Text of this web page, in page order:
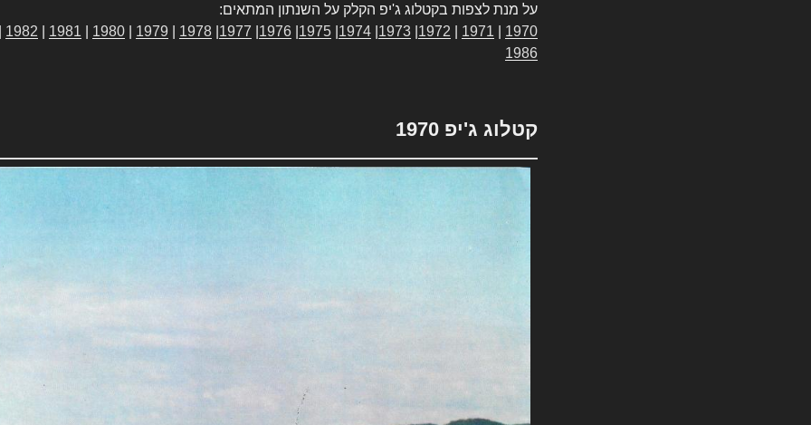
על מנת לצפות בקטלוג ג'יפ הקלק על השנתון המתאים:
1970
1971
1972
1973
1974
1975
1976
1977
1978
1979
1980
1981
1982
1986
קטלוג ג'יפ 1970